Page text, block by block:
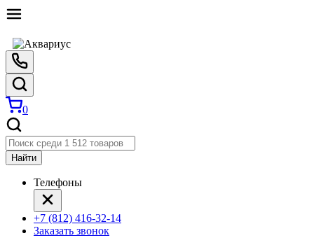
0
Найти
Телефоны
+7 (812) 416-32-14
Заказать звонок